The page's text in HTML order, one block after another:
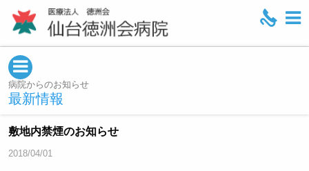
e
病院からのお知らせ
最新情報
敷地内禁煙のお知らせ
2018/04/01